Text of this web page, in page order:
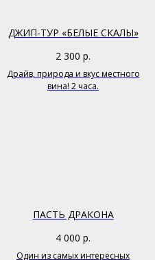
ДЖИП-ТУР «БЕЛЫЕ СКАЛЫ»
2 300 р.
Драйв, природа и вкус местного
вина! 2 часа.
ПАСТЬ ДРАКОНА
4 000 р.
Один из самых интересных